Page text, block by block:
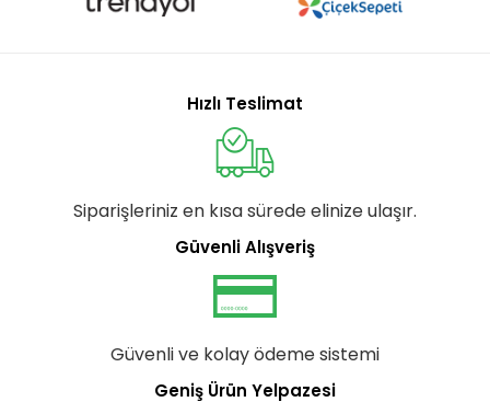
Hızlı Teslimat
Siparişleriniz en kısa sürede elinize ulaşır.
Güvenli Alışveriş
Güvenli ve kolay ödeme sistemi
Geniş Ürün Yelpazesi